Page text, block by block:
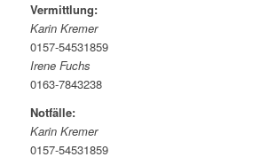
Vermittlung:
Karin Kremer
0157-54531859
Irene Fuchs
0163-7843238
Notfälle:
Karin Kremer
0157-54531859